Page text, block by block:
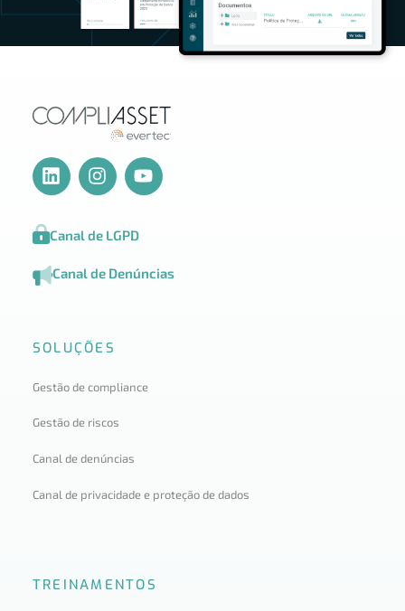
Canal de LGPD
Canal de Denúncias
SOLUÇÕES
Gestão de compliance
Gestão de riscos
Canal de denúncias
Canal de privacidade e proteção de dados
TREINAMENTOS